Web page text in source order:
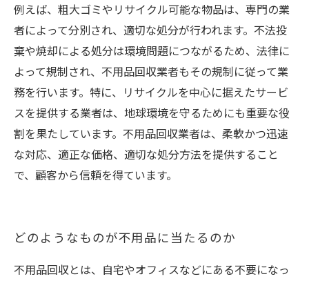
例えば、粗大ゴミやリサイクル可能な物品は、専門の業
者によって分別され、適切な処分が行われます。不法投
棄や焼却による処分は環境問題につながるため、法律に
よって規制され、不用品回収業者もその規制に従って業
務を行います。特に、リサイクルを中心に据えたサービ
スを提供する業者は、地球環境を守るためにも重要な役
割を果たしています。不用品回収業者は、柔軟かつ迅速
な対応、適正な価格、適切な処分方法を提供すること
で、顧客から信頼を得ています。
どのようなものが不用品に当たるのか
不用品回収とは、自宅やオフィスなどにある不要になっ